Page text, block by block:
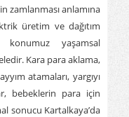
zamlanması anlamına
üretim ve dağıtım
konumuz yaşamsal
Kara para aklama,
atamaları, yargıyı
bebeklerin para için
sonucu Kartalkaya’da